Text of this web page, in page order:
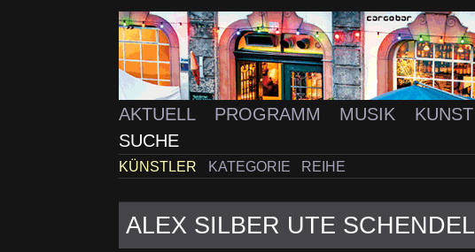
AKTUELL PROGRAMM MUSIK KUNST
SUCHE
KÜNSTLER KATEGORIE REIHE
ALEX SILBER UTE SCHENDEL